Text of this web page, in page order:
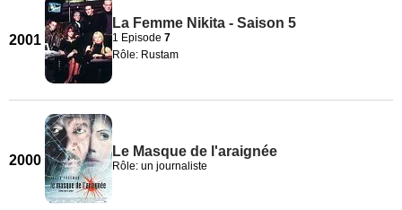
2001
La Femme Nikita - Saison 5
1 Episode 7
Rôle: Rustam
2000
Le Masque de l'araignée
Rôle: un journaliste